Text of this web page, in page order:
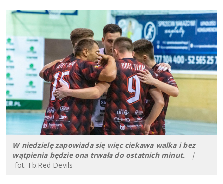
W niedzielę zapowiada się więc ciekawa walka i bez
wątpienia będzie ona trwała do ostatnich minut. |
fot. Fb.Red Devils